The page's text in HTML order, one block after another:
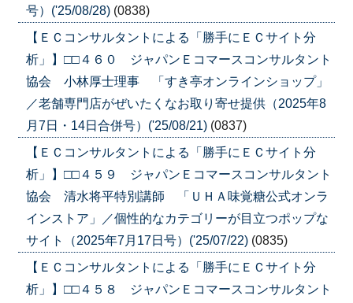
号）('25/08/28) (0838)
【ＥＣコンサルタントによる「勝手にＥＣサイト分
析」】□□４６０ ジャパンＥコマースコンサルタント
協会 小林厚士理事 「すき亭オンラインショップ」
／老舗専門店がぜいたくなお取り寄せ提供（2025年8
月7日・14日合併号）('25/08/21) (0837)
【ＥＣコンサルタントによる「勝手にＥＣサイト分
析」】□□４５９ ジャパンＥコマースコンサルタント
協会 清水将平特別講師 「ＵＨＡ味覚糖公式オンラ
インストア」／個性的なカテゴリーが目立つポップな
サイト（2025年7月17日号）('25/07/22) (0835)
【ＥＣコンサルタントによる「勝手にＥＣサイト分
析」】□□４５８ ジャパンＥコマースコンサルタント